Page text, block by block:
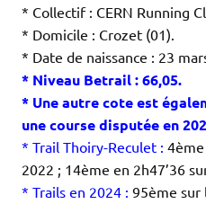
* Collectif : CERN Running
* Domicile : Crozet (01).
* Date de naissance : 23
* Niveau Betrail : 66,05.
* Une autre cote est
une course disputée en
* Trail Thoiry-Reculet :
2022 ; 14ème en 2h47’36
* Trails en 2024 : 95ème sur